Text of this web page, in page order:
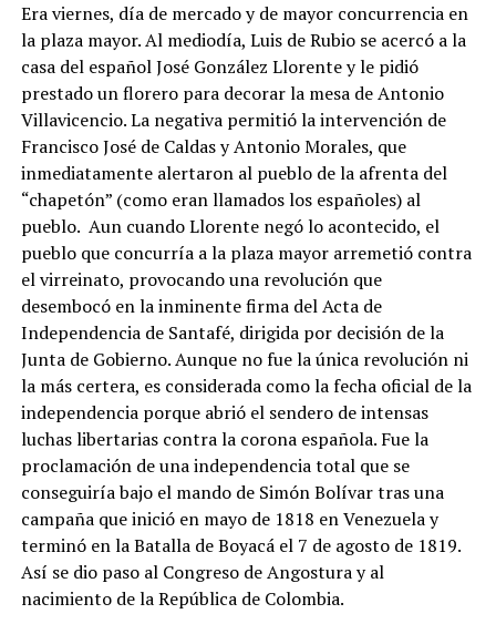
Era viernes, día de mercado y de mayor concurrencia en
la plaza mayor. Al mediodía, Luis de Rubio se acercó a la
casa del español José González Llorente y le pidió
prestado un florero para decorar la mesa de Antonio
Villavicencio. La negativa permitió la intervención de
Francisco José de Caldas y Antonio Morales, que
inmediatamente alertaron al pueblo de la afrenta del
“chapetón” (como eran llamados los españoles) al
pueblo. Aun cuando Llorente negó lo acontecido, el
pueblo que concurría a la plaza mayor arremetió contra
el virreinato, provocando una revolución que
desembocó en la inminente firma del Acta de
Independencia de Santafé, dirigida por decisión de la
Junta de Gobierno. Aunque no fue la única revolución ni
la más certera, es considerada como la fecha oficial de la
independencia porque abrió el sendero de intensas
luchas libertarias contra la corona española. Fue la
proclamación de una independencia total que se
conseguiría bajo el mando de Simón Bolívar tras una
campaña que inició en mayo de 1818 en Venezuela y
terminó en la Batalla de Boyacá el 7 de agosto de 1819.
Así se dio paso al Congreso de Angostura y al
nacimiento de la República de Colombia.